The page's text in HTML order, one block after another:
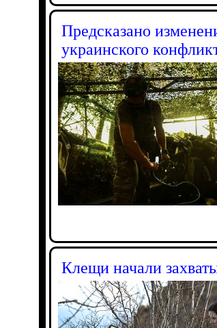
Предсказано
украинского
Клещи начали